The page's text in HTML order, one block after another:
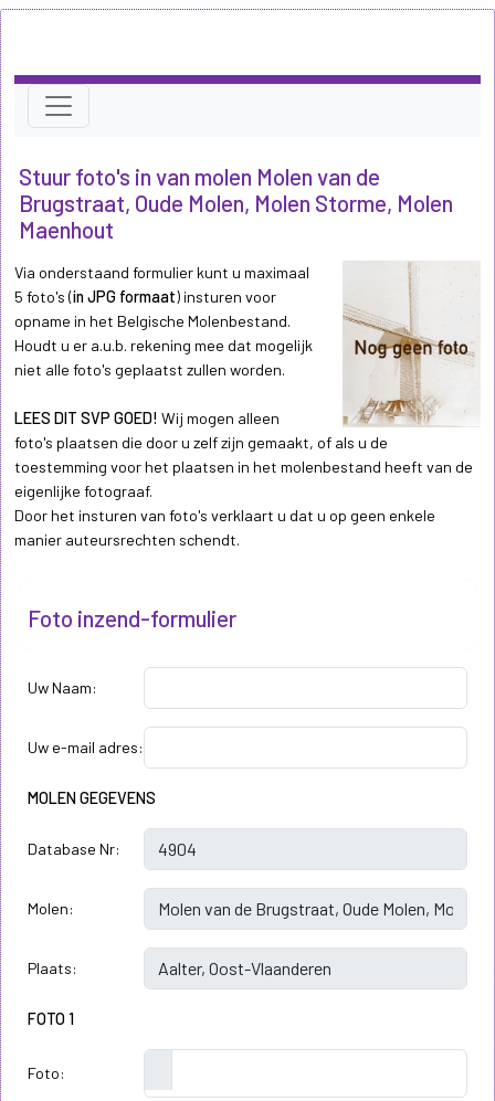
Stuur foto's in van molen Molen van de
Brugstraat, Oude Molen, Molen Storme, Molen
Maenhout
Via onderstaand formulier kunt u maximaal
5 foto's (in JPG formaat) insturen voor
opname in het Belgische Molenbestand.
Houdt u er a.u.b. rekening mee dat mogelijk
niet alle foto's geplaatst zullen worden.
LEES DIT SVP GOED! Wij mogen alleen
foto's plaatsen die door u zelf zijn gemaakt, of als u de
toestemming voor het plaatsen in het molenbestand heeft van de
eigenlijke fotograaf.
Door het insturen van foto's verklaart u dat u op geen enkele
manier auteursrechten schendt.
Foto inzend-formulier
Uw Naam:
Uw e-mail adres:
MOLEN GEGEVENS
Database Nr:
Molen:
Plaats:
FOTO 1
Foto: